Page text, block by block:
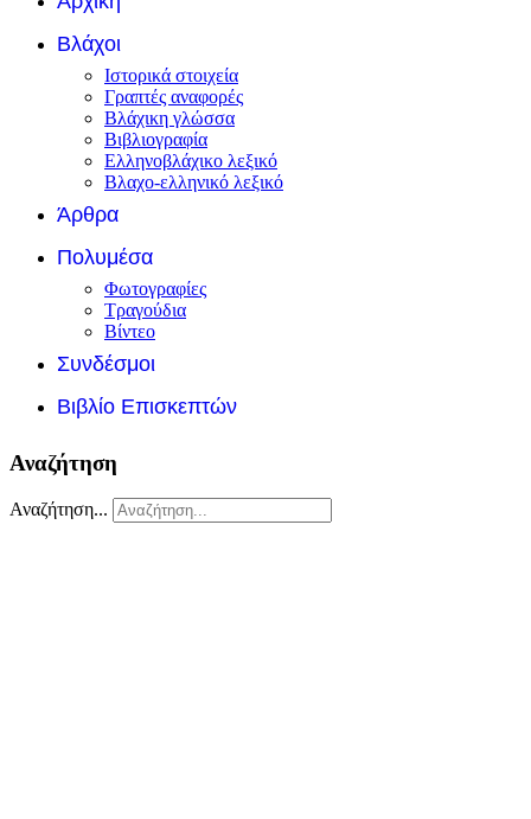
Βλάχοι
Ιστορικά στοιχεία
Γραπτές αναφορές
Βλάχικη γλώσσα
Βιβλιογραφία
Ελληνοβλάχικο λεξικό
Βλαχο-ελληνικό λεξικό
Άρθρα
Πολυμέσα
Φωτογραφίες
Τραγούδια
Βίντεο
Συνδέσμοι
Βιβλίο Επισκεπτών
Αναζήτηση
Αναζήτηση...